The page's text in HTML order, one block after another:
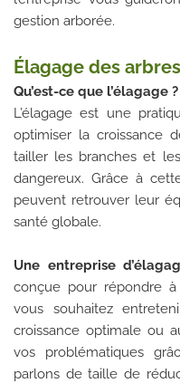
gestion arborée.
Élagage des
Qu’est-ce que l’élagage ?
L’élagage est une
optimiser la croissance
tailler les branches et
dangereux. Grâce à
peuvent retrouver leur
santé globale.
Une entreprise
conçue pour répondre
vous souhaitez
croissance optimale ou
vos problématiques
parlons de taille de